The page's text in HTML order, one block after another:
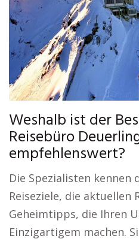
Weshalb ist der
Reisebüro
empfehlenswert?
Die Spezialisten kennen
Reiseziele, die aktuellen
Geheimtipps, die Ihren
Einzigartigem machen.